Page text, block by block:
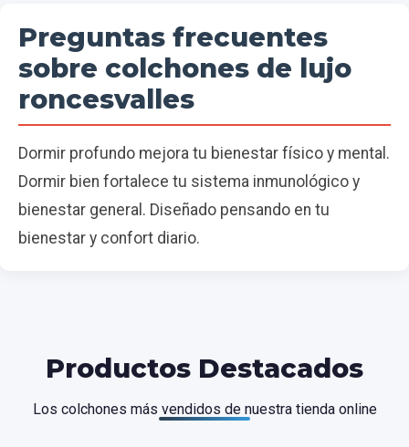
Preguntas frecuentes
sobre colchones de lujo
roncesvalles
Dormir profundo mejora tu bienestar físico y mental.
Dormir bien fortalece tu sistema inmunológico y
bienestar general. Diseñado pensando en tu
bienestar y confort diario.
Productos Destacados
Los colchones más vendidos de nuestra tienda online